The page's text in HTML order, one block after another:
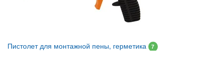
Пистолет для монтажной пены, герметика 7